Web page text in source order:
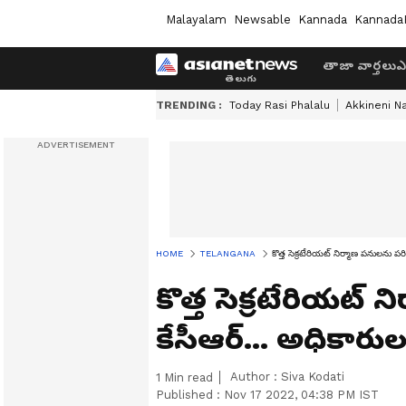
Malayalam Newsable Kannada
తాజా వార్తలు
TRENDING : Today Rasi Phalalu Akkineni
HOME TELANGANA కొత్త సెక్రటేరియట్ నిర్మాణ పనులను
కొత్త సెక్రటేరియట్
కేసీఆర్...
1 Min read Author : Siva Kodati
Published : Nov 17 2022, 04:38 PM IST